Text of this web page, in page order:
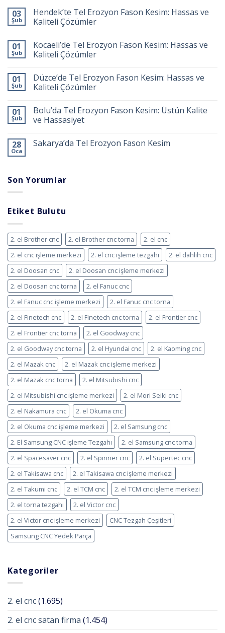
03
Şub
Hendek’te Tel Erozyon Fason Kesim: Hassas ve
Kaliteli Çözümler
01
Şub
Kocaeli’de Tel Erozyon Fason Kesim: Hassas ve
Kaliteli Çözümler
01
Şub
Düzce’de Tel Erozyon Fason Kesim: Hassas ve
Kaliteli Çözümler
01
Şub
Bolu’da Tel Erozyon Fason Kesim: Üstün Kalite
ve Hassasiyet
28
Oca
Sakarya’da Tel Erozyon Fason Kesim
Son Yorumlar
Etiket Bulutu
2. el Brother cnc 2. el Brother cnc torna
2. el cnc
2. el cnc işleme merkezi
2. el cnc işleme tezgahı
2. el dahlih cnc
2. el Doosan cnc
2. el Doosan cnc işleme merkezi
2. el Doosan cnc torna
2. el Fanuc cnc
2. el Fanuc cnc işleme merkezi
2. el Fanuc cnc torna
2. el Finetech cnc
2. el Finetech cnc torna
2. el Frontier cnc
2. el Frontier cnc torna
2. el Goodway cnc
2. el Goodway cnc torna
2. el Hyundai cnc
2. el Kaoming cnc
2. el Mazak cnc
2. el Mazak cnc işleme merkezi
2. el Mazak cnc torna
2. el Mitsubishi cnc
2. el Mitsubishi cnc işleme merkezi
2. el Mori Seiki cnc
2. el Nakamura cnc
2. el Okuma cnc
2. el Okuma cnc işleme merkezi
2. el Samsung cnc
2. El Samsung CNC işleme Tezgahı
2. el Samsung cnc torna
2. el Spacesaver cnc
2. el Spinner cnc
2. el Supertec cnc
2. el Takisawa cnc
2. el Takisawa cnc işleme merkezi
2. el Takumi cnc
2. el TCM cnc
2. el TCM cnc işleme merkezi
2. el torna tezgahı
2. el Victor cnc
2. el Victor cnc işleme merkezi
CNC Tezgah Çeşitleri
Samsung CNC Yedek Parça
Kategoriler
2. el cnc(1.695)
2. el cnc satan firma (1.454)